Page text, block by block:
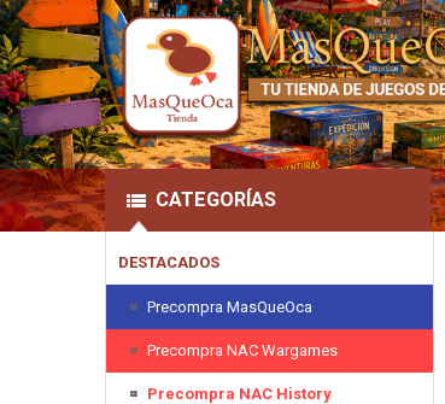
CATEGORÍAS
DESTACADOS
Precompra MasQueOca
Precompra NAC Wargames
Precompra NAC History